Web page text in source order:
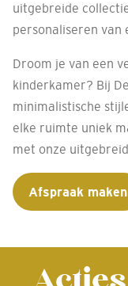
uitgebreide
personaliseren van
Droom je van een
kinderkamer? Bij
minimalistische
elke ruimte uniek
met onze
Afspraak maken